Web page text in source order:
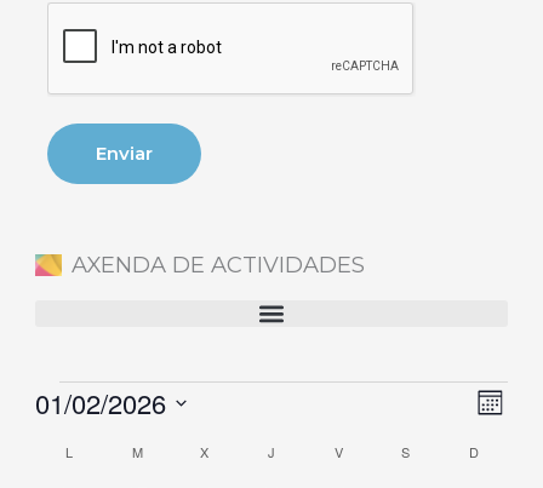
AXENDA DE ACTIVIDADES
Eventos
Mes
01/02/2026
Calendario
L M X J V S D